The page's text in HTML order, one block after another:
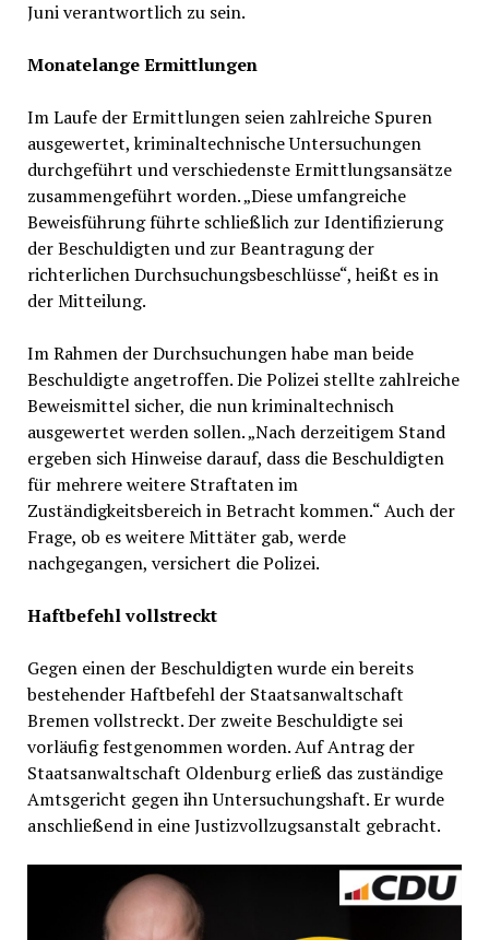
Juni verantwortlich zu sein.
Monatelange Ermittlungen
Im Laufe der Ermittlungen seien zahlreiche Spuren
ausgewertet, kriminaltechnische Untersuchungen
durchgeführt und verschiedenste Ermittlungsansätze
zusammengeführt worden. „Diese umfangreiche
Beweisführung führte schließlich zur Identifizierung
der Beschuldigten und zur Beantragung der
richterlichen Durchsuchungsbeschlüsse“, heißt es in
der Mitteilung.
Im Rahmen der Durchsuchungen habe man beide
Beschuldigte angetroffen. Die Polizei stellte zahlreiche
Beweismittel sicher, die nun kriminaltechnisch
ausgewertet werden sollen. „Nach derzeitigem Stand
ergeben sich Hinweise darauf, dass die Beschuldigten
für mehrere weitere Straftaten im
Zuständigkeitsbereich in Betracht kommen.“ Auch der
Frage, ob es weitere Mittäter gab, werde
nachgegangen, versichert die Polizei.
Haftbefehl vollstreckt
Gegen einen der Beschuldigten wurde ein bereits
bestehender Haftbefehl der Staatsanwaltschaft
Bremen vollstreckt. Der zweite Beschuldigte sei
vorläufig festgenommen worden. Auf Antrag der
Staatsanwaltschaft Oldenburg erließ das zuständige
Amtsgericht gegen ihn Untersuchungshaft. Er wurde
anschließend in eine Justizvollzugsanstalt gebracht.